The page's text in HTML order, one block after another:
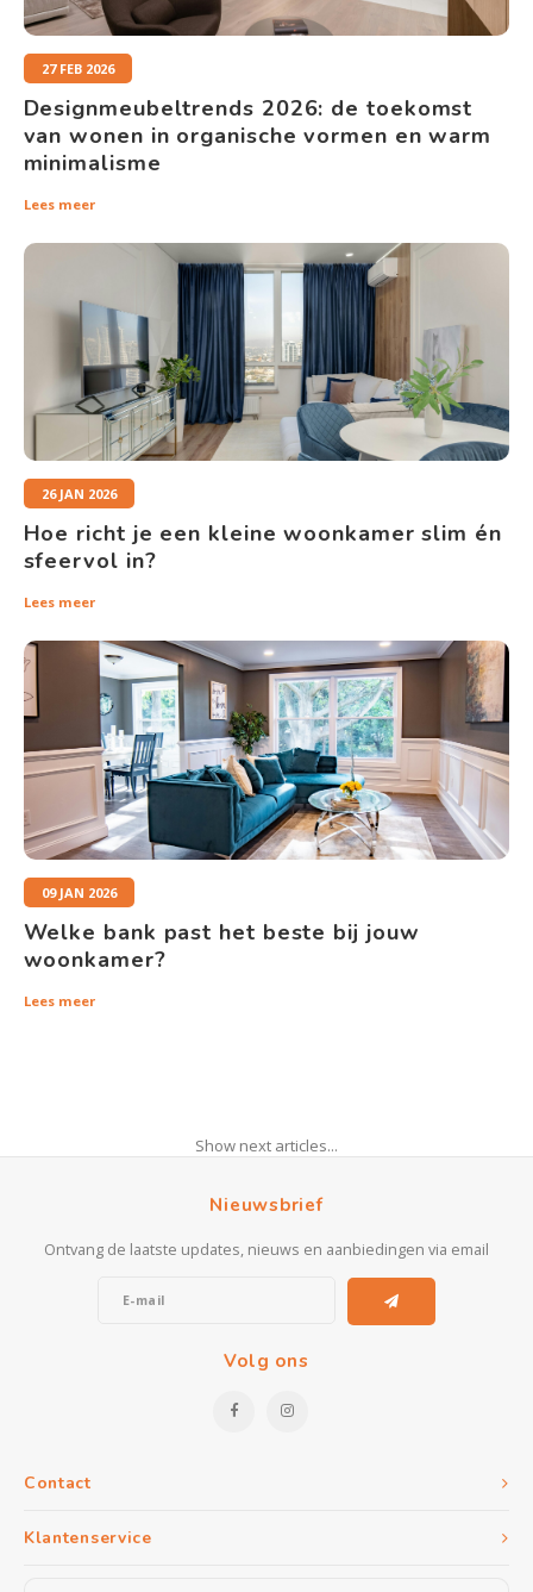
27 FEB 2026
Designmeubeltrends 2026: de toekomst
van wonen in organische vormen en warm
minimalisme
Lees meer
26 JAN 2026
Hoe richt je een kleine woonkamer slim én
sfeervol in?
Lees meer
09 JAN 2026
Welke bank past het beste bij jouw
woonkamer?
Lees meer
Show next articles...
Contact
Nieuwsbrief
Ontvang de laatste updates, nieuws en aanbiedingen via email
Volg ons
Klantenservice